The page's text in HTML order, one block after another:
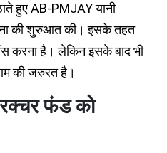
हुए AB-PMJAY यानी
की शुरुआत की। इसके तहत
करना है। लेकिन इसके बाद भी
की जरुरत है।
फंड को